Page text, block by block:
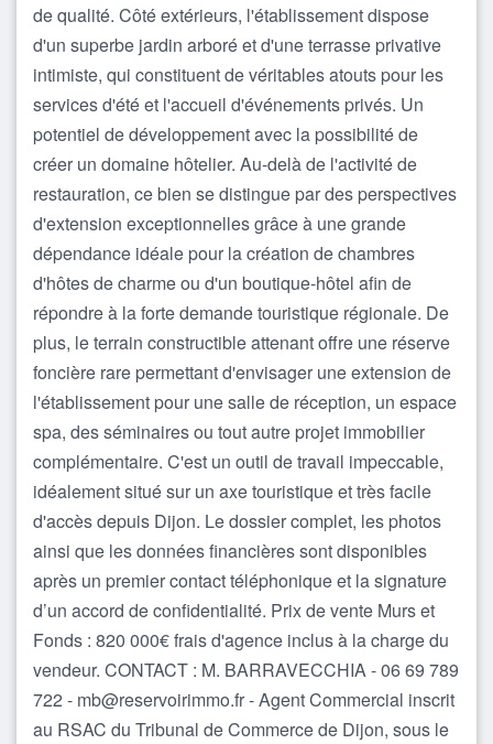
de qualité. Côté extérieurs, l'établissement dispose
d'un superbe jardin arboré et d'une terrasse privative
intimiste, qui constituent de véritables atouts pour les
services d'été et l'accueil d'événements privés. Un
potentiel de développement avec la possibilité de
créer un domaine hôtelier. Au-delà de l'activité de
restauration, ce bien se distingue par des perspectives
d'extension exceptionnelles grâce à une grande
dépendance idéale pour la création de chambres
d'hôtes de charme ou d'un boutique-hôtel afin de
répondre à la forte demande touristique régionale. De
plus, le terrain constructible attenant offre une réserve
foncière rare permettant d'envisager une extension de
l'établissement pour une salle de réception, un espace
spa, des séminaires ou tout autre projet immobilier
complémentaire. C'est un outil de travail impeccable,
idéalement situé sur un axe touristique et très facile
d'accès depuis Dijon. Le dossier complet, les photos
ainsi que les données financières sont disponibles
après un premier contact téléphonique et la signature
d’un accord de confidentialité. Prix de vente Murs et
Fonds : 820 000€ frais d'agence inclus à la charge du
vendeur. CONTACT : M. BARRAVECCHIA - 06 69 789
722 - mb@reservoirimmo.fr - Agent Commercial inscrit
au RSAC du Tribunal de Commerce de Dijon, sous le